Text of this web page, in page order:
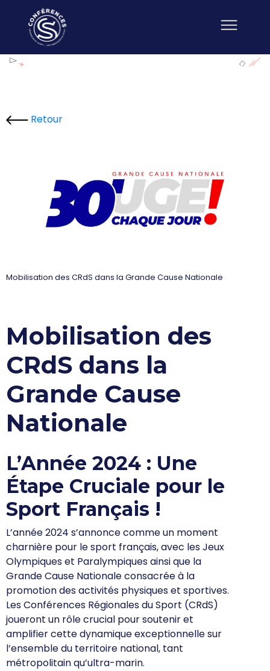
Retour
Mobilisation des
CRdS dans la
Grande Cause
Nationale
L’Année 2024 : Une
Étape Cruciale pour le
Sport Français !
L’année 2024 s’annonce comme un moment
charnière pour le sport français, avec les Jeux
Olympiques et Paralympiques ainsi que la
Grande Cause Nationale consacrée à la
promotion des activités physiques et sportives.
Les Conférences Régionales du Sport (CRdS)
joueront un rôle crucial pour soutenir et
amplifier cette dynamique exceptionnelle sur
l’ensemble du territoire national, tant
métropolitain qu’ultra-marin.
Mobilisation des CRdS dans la Grande Cause Nationale